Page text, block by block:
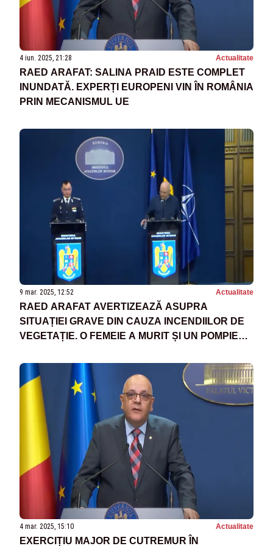
4 iun. 2025, 21:28 Actualitate
RAED ARAFAT: SALINA PRAID ESTE COMPLET
INUNDATĂ. EXPERȚI EUROPENI VIN ÎN ROMÂNIA
PRIN MECANISMUL UE
9 mar. 2025, 12:52 Actualitate
RAED ARAFAT AVERTIZEAZĂ ASUPRA
SITUAȚIEI GRAVE DIN CAUZA INCENDIILOR DE
VEGETAȚIE. O FEMEIE A MURIT ȘI UN POMPIER
4 mar. 2025, 15:10 Actualitate
EXERCIȚIU MAJOR DE CUTREMUR ÎN